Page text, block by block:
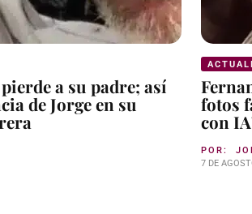
a su padre; así
de Jorge en su
fotos
con
POR:
7 DE